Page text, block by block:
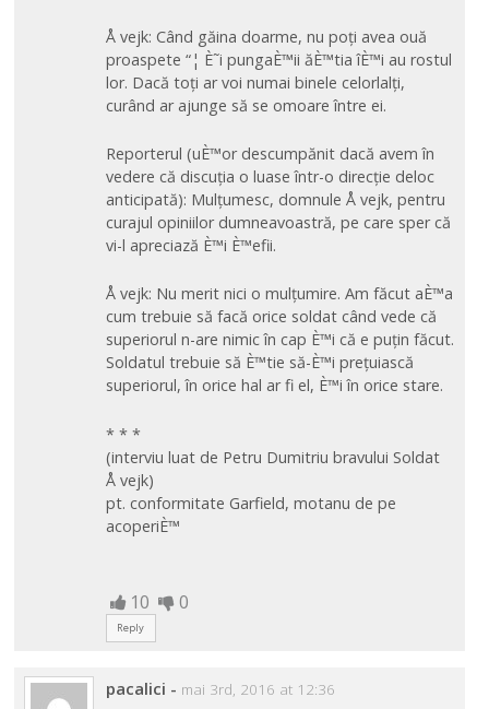
Å vejk: Când găina doarme, nu poți avea ouă
proaspete “¦ È˜i pungaÈ™ii ăÈ™tia îÈ™i au rostul
lor. Dacă toți ar voi numai binele celorlalți,
curând ar ajunge să se omoare între ei.
Reporterul (uÈ™or descumpănit dacă avem în
vedere că discuția o luase într-o direcție deloc
anticipată): Mulțumesc, domnule Å vejk, pentru
curajul opiniilor dumneavoastră, pe care sper că
vi-l apreciază È™i È™efii.
Å vejk: Nu merit nici o mulțumire. Am făcut aÈ™a
cum trebuie să facă orice soldat când vede că
superiorul n-are nimic în cap È™i că e puțin făcut.
Soldatul trebuie să È™tie să-È™i prețuiască
superiorul, în orice hal ar fi el, È™i în orice stare.
* * *
(interviu luat de Petru Dumitriu bravului Soldat
Å vejk)
pt. conformitate Garfield, motanu de pe
acoperiÈ™
10 0
Reply
pacalici - mai 3rd, 2016 at 12:36